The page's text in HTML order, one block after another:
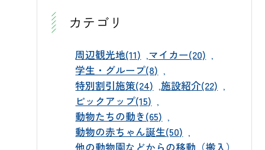
さい。 📢詳細は近日公開 チケットの
ご購入方法や詳細な利用条件につき
ムページおよび公式SNSでご案内い
たします。今しばらくお待ちくださ
い。公式X（旧Twitter）やInstagram
でも最新情報をお届けしております
ので、ぜひフォローしてお待ちいた
べての方の証明書は不要ですので、
お子様連れのお客様も気軽にご利用
いただけます。 🦁秋のサファリの見
どころ 秋は動物たちの活動も活発に
なる季節です。ライオンやトラなど
の猛獣舎エリアはもちろん、ウォー
キングサファリゾーンでは車を降り
てエサやりやふれあい体験もお楽し
は、ご利用状況を踏まえ継続運行の
可否を検討いたします。運行本数
は、土日祝（週末ダイヤ）が8往復、
平日ダイヤが6往復です。8月11日
（火・山の日）など一部の平日は、
土日祝と同じ週末ダイヤで運行いた
しますので、下記のカレンダーで運
行日ごとの本数をご確認ください。
カテゴリ
周辺観光地(11)
マイカー(20)
学生・グループ(8)
特別割引施策(24) 施設紹介(22)
ピックアップ(15)
動物たちの動き(65)
動物の赤ちゃん誕生(50)
他の動物園などからの移動（搬入）